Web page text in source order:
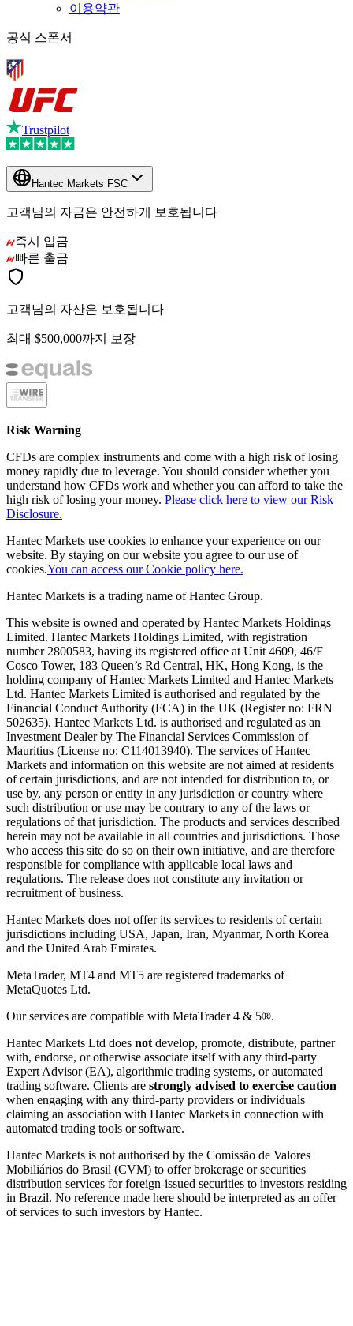
이용약관
공식 스폰서
Trustpilot
Hantec Markets FSC
고객님의 자금은 안전하게 보호됩니다
즉시 입금
빠른 출금
고객님의 자산은 보호됩니다
최대 $500,000까지 보장
Risk Warning
CFDs are complex instruments and come with a high risk of losing
money rapidly due to leverage. You should consider whether you
understand how CFDs work and whether you can afford to take the
high risk of losing your money. Please click here to view our Risk
Disclosure.
Hantec Markets use cookies to enhance your experience on our
website. By staying on our website you agree to our use of
cookies.You can access our Cookie policy here.
Hantec Markets is a trading name of Hantec Group.
This website is owned and operated by Hantec Markets Holdings
Limited. Hantec Markets Holdings Limited, with registration
number 2800583, having its registered office at Unit 4609, 46/F
Cosco Tower, 183 Queen’s Rd Central, HK, Hong Kong, is the
holding company of Hantec Markets Limited and Hantec Markets
Ltd. Hantec Markets Limited is authorised and regulated by the
Financial Conduct Authority (FCA) in the UK (Register no: FRN
502635). Hantec Markets Ltd. is authorised and regulated as an
Investment Dealer by The Financial Services Commission of
Mauritius (License no: C114013940). The services of Hantec
Markets and information on this website are not aimed at residents
of certain jurisdictions, and are not intended for distribution to, or
use by, any person or entity in any jurisdiction or country where
such distribution or use may be contrary to any of the laws or
regulations of that jurisdiction. The products and services described
herein may not be available in all countries and jurisdictions. Those
who access this site do so on their own initiative, and are therefore
responsible for compliance with applicable local laws and
regulations. The release does not constitute any invitation or
recruitment of business.
Hantec Markets does not offer its services to residents of certain
jurisdictions including USA, Japan, Iran, Myanmar, North Korea
and the United Arab Emirates.
MetaTrader, MT4 and MT5 are registered trademarks of
MetaQuotes Ltd.
Our services are compatible with MetaTrader 4 & 5®.
Hantec Markets Ltd does not develop, promote, distribute, partner
with, endorse, or otherwise associate itself with any third-party
Expert Advisor (EA), algorithmic trading systems, or automated
trading software. Clients are strongly advised to exercise caution
when engaging with any third-party providers or individuals
claiming an association with Hantec Markets in connection with
automated trading tools or software.
Hantec Markets is not authorised by the Comissão de Valores
Mobiliários do Brasil (CVM) to offer brokerage or securities
distribution services for foreign-issued securities to investors residing
in Brazil. No reference made here should be interpreted as an offer
of services to such investors by Hantec.